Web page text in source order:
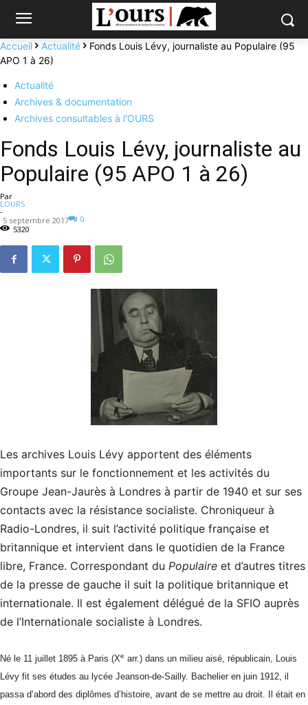
Accueil Actualité
Fonds Louis Lévy, journaliste au Populaire (95
APO 1 à 26)
Actualité
Archives & documentation
Archives consultables à l'OURS
Fonds Louis Lévy, journaliste au
Populaire (95 APO 1 à 26)
Par
LOURS
-
5 septembre 2017
0
5320
Les archives Louis Lévy apportent des éléments
importants sur le fonctionnement et les activités du
Groupe Jean-Jaurès à Londres à partir de 1940 et sur ses
contacts avec la résistance socialiste. Chroniqueur à
Radio-Londres, il suit l’activité politique française et
britannique et intervient dans le quotidien de la France
libre, France. Correspondant du Populaire et d’autres titres
de la presse de gauche il suit la politique britannique et
internationale. Il est également délégué de la SFIO auprès
de l’Internationale socialiste à Londres.
Né le 11 juillet 1895 à Paris (Xe arr.) dans un milieu aisé, républicain, Louis
Lévy fit ses études au lycée Jeanson-de-Sailly. Bachelier en juin 1912, il
passa d’abord des diplômes d’histoire, avant de se mettre au droit. Il était en